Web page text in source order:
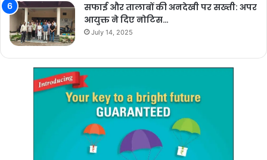
सफाई और तालाबों की अनदेखी पर सख्ती: अपर
आयुक्त ने दिए नोटिस…
July 14, 2025